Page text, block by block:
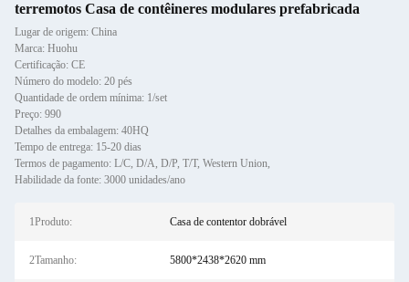
terremotos Casa de contêineres modulares prefabricada
Lugar de origem: China
Marca: Huohu
Certificação: CE
Número do modelo: 20 pés
Quantidade de ordem mínima: 1/set
Preço: 990
Detalhes da embalagem: 40HQ
Tempo de entrega: 15-20 dias
Termos de pagamento: L/C, D/A, D/P, T/T, Western Union,
Habilidade da fonte: 3000 unidades/ano
1Produto: Casa de contentor dobrável
2Tamanho: 5800*2438*2620 mm